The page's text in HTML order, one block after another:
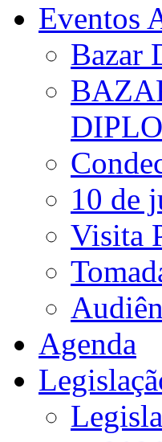
Eventos
Bazar
10 de
Visita
Agenda